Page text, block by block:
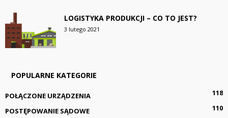
LOGISTYKA PRODUKCJI – CO TO JEST?
3 lutego 2021
POPULARNE KATEGORIE
POŁĄCZONE URZĄDZENIA
118
POSTĘPOWANIE SĄDOWE
110